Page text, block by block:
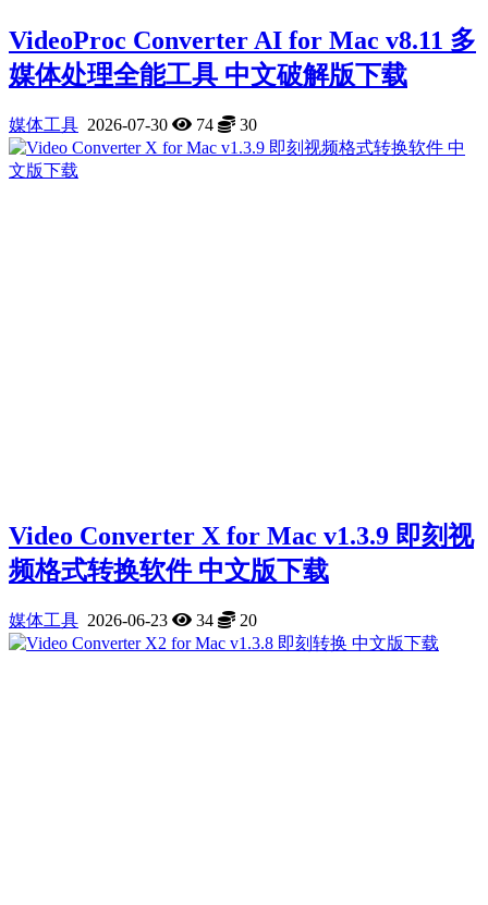
VideoProc Converter AI for Mac v8.11 多
媒体处理全能工具 中文破解版下载
媒体工具 2026-07-30 74 30
Video Converter X for Mac v1.3.9 即刻视
频格式转换软件 中文版下载
媒体工具 2026-06-23 34 20